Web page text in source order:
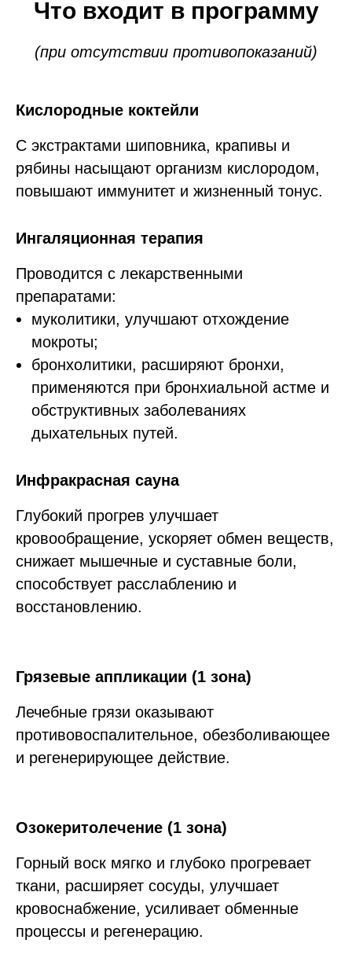
Что входит в программу
(при отсутствии противопоказаний)
Кислородные коктейли
С экстрактами шиповника, крапивы и
рябины насыщают организм кислородом,
повышают иммунитет и жизненный тонус.
Ингаляционная терапия
Проводится с лекарственными
препаратами:
муколитики, улучшают отхождение
мокроты;
бронхолитики, расширяют бронхи,
применяются при бронхиальной астме и
обструктивных заболеваниях
дыхательных путей.
Инфракрасная сауна
Глубокий прогрев улучшает
кровообращение, ускоряет обмен веществ,
снижает мышечные и суставные боли,
способствует расслаблению и
восстановлению.
Грязевые аппликации (1 зона)
Лечебные грязи оказывают
противовоспалительное, обезболивающее
и регенерирующее действие.
Озокеритолечение (1 зона)
Горный воск мягко и глубоко прогревает
ткани, расширяет сосуды, улучшает
кровоснабжение, усиливает обменные
процессы и регенерацию.